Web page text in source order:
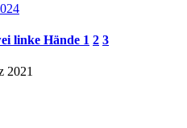
linke Hände 1 2 3
2021